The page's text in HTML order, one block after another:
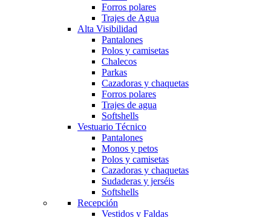
Forros polares
Trajes de Agua
Alta Visibilidad
Pantalones
Polos y camisetas
Chalecos
Parkas
Cazadoras y chaquetas
Forros polares
Trajes de agua
Softshells
Vestuario Técnico
Pantalones
Monos y petos
Polos y camisetas
Cazadoras y chaquetas
Sudaderas y jerséis
Softshells
Recepción
Vestidos y Faldas